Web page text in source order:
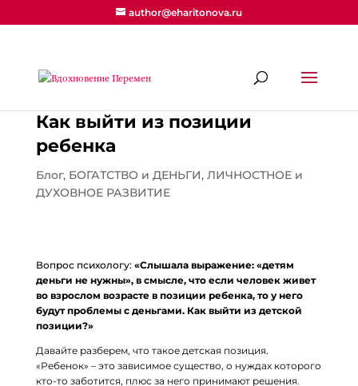
author@eharitonova.ru
Как выйти из позиции
ребенка
Блог, БОГАТСТВО и ДЕНЬГИ, ЛИЧНОСТНОЕ и
ДУХОВНОЕ РАЗВИТИЕ
Вопрос психологу: «Слышала выражение: «детям
деньги не нужны», в смысле, что если человек живет
во взрослом возрасте в позиции ребенка, то у него
будут проблемы с деньгами. Как выйти из детской
позиции?»
Давайте разберем, что такое детская позиция.
«Ребенок» – это зависимое существо, о нуждах которого
кто-то заботится, плюс за него принимают решения.